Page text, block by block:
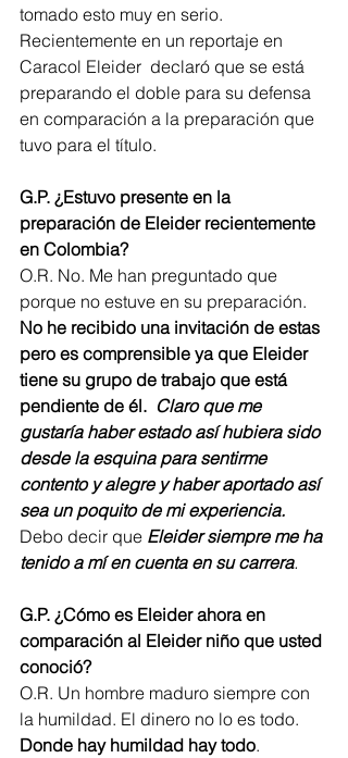
tomado esto muy en serio.
Recientemente en un reportaje en
Caracol Eleider  declaró que se está
preparando el doble para su defensa
en comparación a la preparación que
tuvo para el título.
G.P. ¿Estuvo presente en la
preparación de Eleider recientemente
en Colombia?
O.R. No. Me han preguntado que
porque no estuve en su preparación.
No he recibido una invitación de estas
pero es comprensible ya que Eleider
tiene su grupo de trabajo que está
pendiente de él. Claro que me
gustaría haber estado así hubiera sido
desde la esquina para sentirme
contento y alegre y haber aportado así
sea un poquito de mi experiencia.
Debo decir que Eleider siempre me ha
tenido a mí en cuenta en su carrera.
G.P. ¿Cómo es Eleider ahora en
comparación al Eleider niño que usted
conoció?
O.R. Un hombre maduro siempre con
la humildad. El dinero no lo es todo.
Donde hay humildad hay todo.